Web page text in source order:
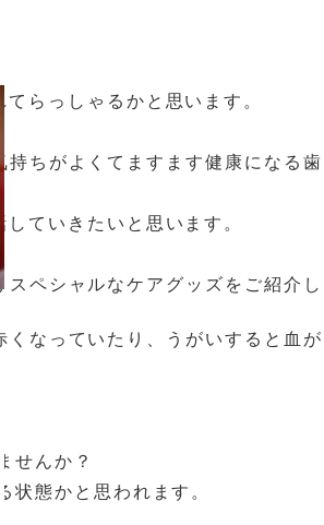
らっしゃるかと思います。
ちがよくてますます健康になる歯
ていきたいと思います。
ペシャルなケアグッズをご紹介し
なっていたり、うがいすると血が
せんか？
態かと思われます。